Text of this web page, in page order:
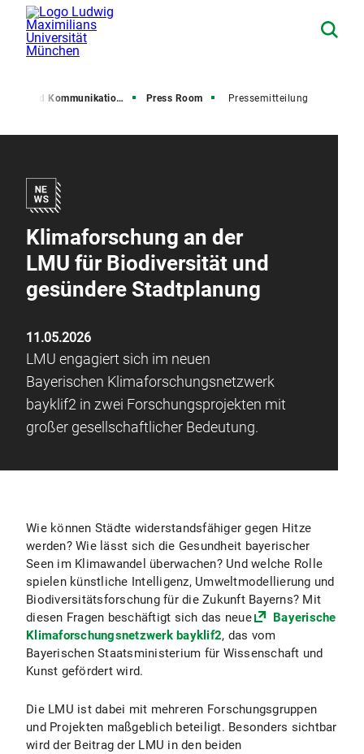
und Kommunikation (PuK) Press Room Pressemitteilung
Klimaforschung an der
LMU für Biodiversität und
gesündere Stadtplanung
11.05.2026
LMU engagiert sich im neuen
Bayerischen Klimaforschungsnetzwerk
bayklif2 in zwei Forschungsprojekten mit
großer gesellschaftlicher Bedeutung.
Wie können Städte widerstandsfähiger gegen Hitze
werden? Wie lässt sich die Gesundheit bayerischer
Seen im Klimawandel überwachen? Und welche Rolle
spielen künstliche Intelligenz, Umweltmodellierung und
Biodiversitätsforschung für die Zukunft Bayerns? Mit
diesen Fragen beschäftigt sich das neue
Bayerische
Klimaforschungsnetzwerk bayklif2, das vom
Bayerischen Staatsministerium für Wissenschaft und
Kunst gefördert wird.
Die LMU ist dabei mit mehreren Forschungsgruppen
und Projekten maßgeblich beteiligt. Besonders sichtbar
wird der Beitrag der LMU in den beiden